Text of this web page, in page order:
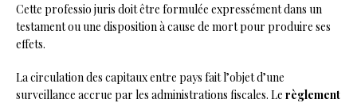
Cette professio juris doit être formulée expressément dans un
testament ou une disposition à cause de mort pour produire ses
effets.
La circulation des capitaux entre pays fait l’objet d’une
surveillance accrue par les administrations fiscales. Le règlement